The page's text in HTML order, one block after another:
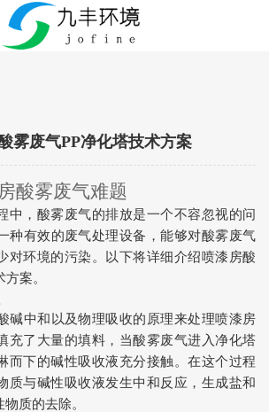
雾废气PP净化塔技术方案
酸雾废气难题
中，酸雾废气的排放是一个不容忽视的问
种有效的废气处理设备，能够对酸雾废气
对环境的污染。以下将详细介绍喷漆房酸
案。
碱中和以及物理吸收的原理来处理喷漆房
充了大量的填料，当酸雾废气进入净化塔
而下的碱性吸收液充分接触。在这个过程
质与碱性吸收液发生中和反应，生成盐和
质的去除。